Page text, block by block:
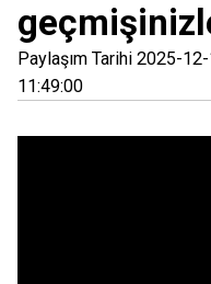
Paylaşım Tarihi 2025-
11:49:00